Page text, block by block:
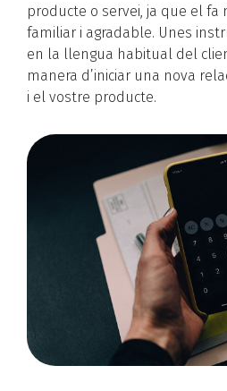
producte o servei, ja que el fa
familiar i agradable. Unes
en la llengua habitual del
manera d’iniciar una nova
i el vostre producte.